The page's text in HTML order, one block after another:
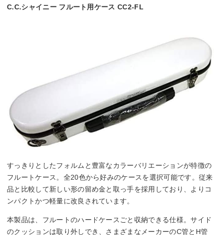
C.C.シャイニー フルート用ケース CC2-FL
すっきりとしたフォルムと豊富なカラーバリエーションが特徴の
フルートケース。全20色から好みのケースを選択可能です。従来
品と比較して新しい形の留め金と取っ手を採用しており、よりコ
ンパクトかつ軽量に改良されています。
本製品は、フルートのハードケースごと収納できる仕様。サイド
のクッションは取り外しでき、さまざまなメーカーのC管とH管